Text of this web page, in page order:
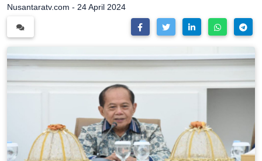
Nusantaratv.com - 24 April 2024